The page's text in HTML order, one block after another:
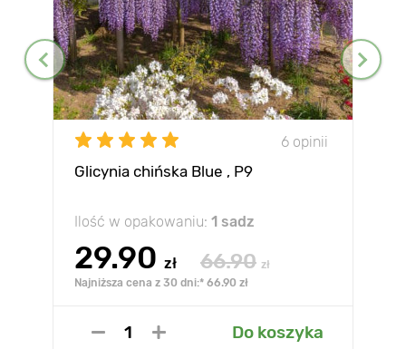
6 opinii
Glicynia chińska Blue , P9
Ilość w opakowaniu: 1 sadz
29.90 zł 66.90 zł
Najniższa cena z 30 dni:* 66.90 zł
Do koszyka